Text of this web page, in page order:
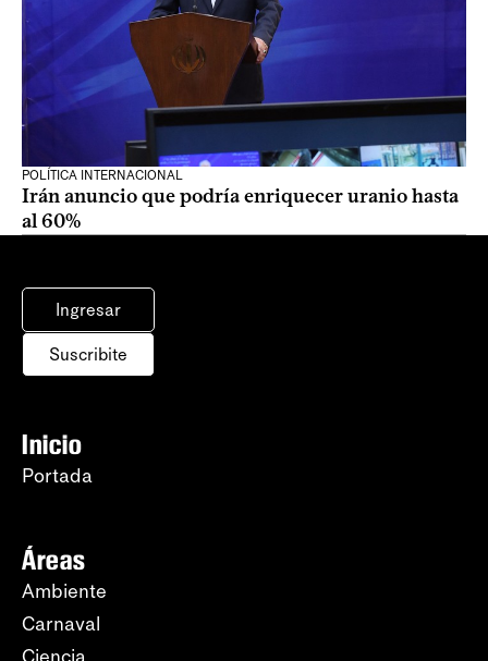
POLÍTICA INTERNACIONAL
Irán anuncio que podría enriquecer uranio hasta
al 60%
Ingresar
Suscribite
Inicio
Portada
Áreas
Ambiente
Carnaval